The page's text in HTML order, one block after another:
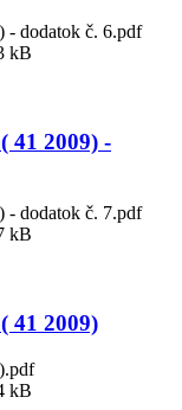
- dodatok č. 6.pdf
kB
41 2009) -
- dodatok č. 7.pdf
kB
41 2009)
kB